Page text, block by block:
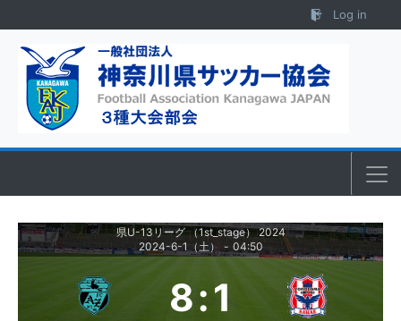
Log in
県U-13リーグ （1st_stage） 2024
2024-6-1（土） - 04:50
8:1